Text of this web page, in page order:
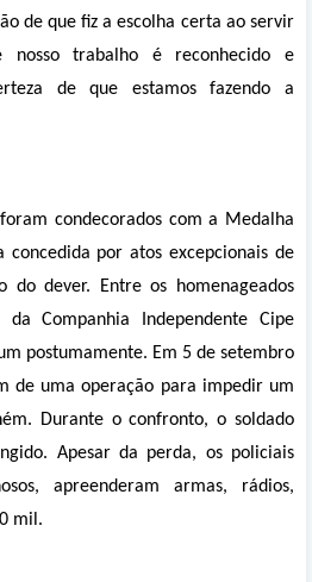
de que fiz a escolha certa ao servir
nosso trabalho é reconhecido e
de que estamos fazendo a
condecorados com a Medalha
concedida por atos excepcionais de
do dever. Entre os homenageados
Companhia Independente Cipe
postumamente. Em 5 de setembro
de uma operação para impedir um
Durante o confronto, o soldado
Apesar da perda, os policiais
apreenderam armas, rádios,
mil.